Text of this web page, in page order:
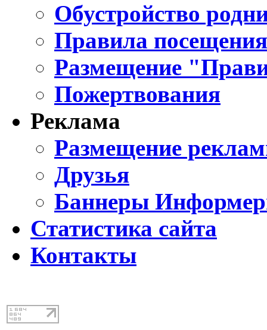
Обустройство
Правила
Размещение
Пожертвования
Реклама
Размещение
Друзья
Баннеры
Статистика сайта
Контакты